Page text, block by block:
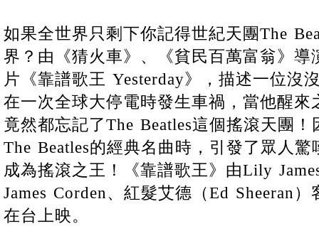
如果全世界只剩下你記得世紀天團The
界？由《猜火車》、《貧民百萬富翁》
片《靠譜歌王 Yesterday》，描述一位沒
在一次全球大停電時發生車禍，當他醒來
竟然都忘記了The Beatles這個搖滾天團
The Beatles的經典名曲時，引發了眾人
成為搖滾之王！《靠譜歌王》由Lily
James Corden、紅髮艾德（Ed Sheeran
在台上映。